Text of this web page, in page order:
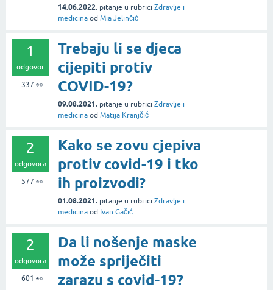
14.06.2022. pitanje u rubrici Zdravlje i
medicina od Mia Jelinčić
1
odgovor
337 👀
Trebaju li se djeca
cijepiti protiv
COVID-19?
09.08.2021. pitanje u rubrici Zdravlje i
medicina od Matija Kranjčić
2
odgovora
577 👀
Kako se zovu cjepiva
protiv covid-19 i tko
ih proizvodi?
01.08.2021. pitanje u rubrici Zdravlje i
medicina od Ivan Gačić
2
odgovora
601 👀
Da li nošenje maske
može spriječiti
zarazu s covid-19?